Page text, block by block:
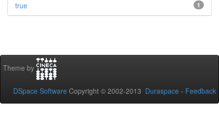
1
true
Theme by
DSpace Software Copyright © 2002-2013 Duraspace - Feedback